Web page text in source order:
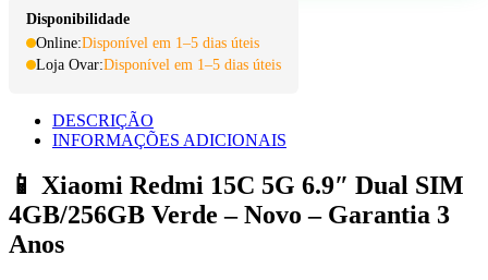
Disponibilidade
Online:Disponível em 1–5 dias úteis
Loja Ovar:Disponível em 1–5 dias úteis
DESCRIÇÃO
INFORMAÇÕES ADICIONAIS
📱 Xiaomi Redmi 15C 5G 6.9″ Dual SIM
4GB/256GB Verde – Novo – Garantia 3
Anos